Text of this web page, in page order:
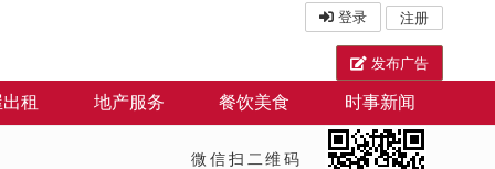
登录 注册
发布广告
租 地产服务 餐饮美食 时事新闻
微信扫二维码